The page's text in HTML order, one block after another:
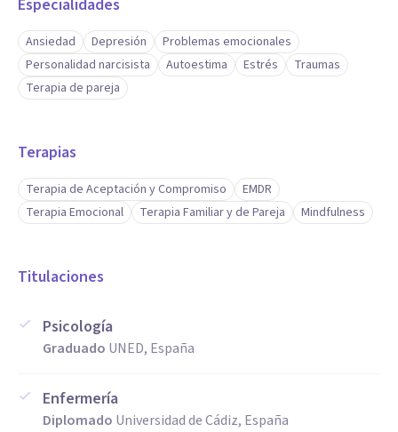
Especialidades
Ansiedad Depresión
Problemas emocionales
Personalidad narcisista
Autoestima Estrés
Traumas
Terapia de pareja
Terapias
Terapia de Aceptación y Compromiso
EMDR
Terapia Emocional
Terapia Familiar y de Pareja Mindfulness
Titulaciones
Psicología
Graduado UNED, España
Enfermería
Diplomado Universidad de Cádiz, España